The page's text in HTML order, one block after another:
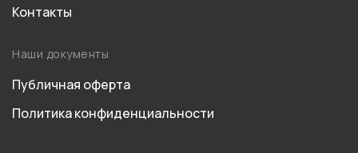
Контакты
Наши документы
Публичная оферта
Политика конфиденциальности